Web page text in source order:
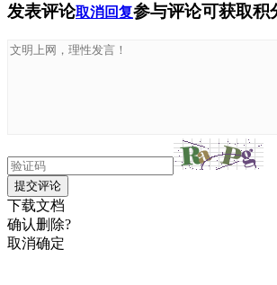
发表评论取消回复参与评论可获取积
提交评论
下载文档
确认删除?
取消确定